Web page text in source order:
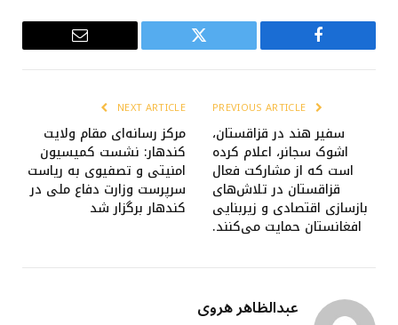
Facebook
Twitter
Email
سفیر هند در قزاقستان،
اشوک سجانر، اعلام کرده
است که از مشارکت فعال
قزاقستان در تلاش‌های
بازسازی اقتصادی و زیربنایی
افغانستان حمایت می‌کنند.
NEXT ARTICLE
مرکز رسانه‌ای مقام ولایت
کندهار: نشست کمیسیون
امنیتی و تصفیوی به ریاست
سرپرست وزارت دفاع ملی در
کندهار برگزار شد
عبدالظاهر هروی